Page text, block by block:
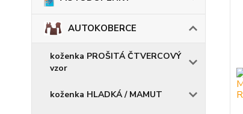
AUTOKOBERCE
koženka PROŠITÁ ČTVERCOVÝ
vzor
koženka HLADKÁ / MAMUT